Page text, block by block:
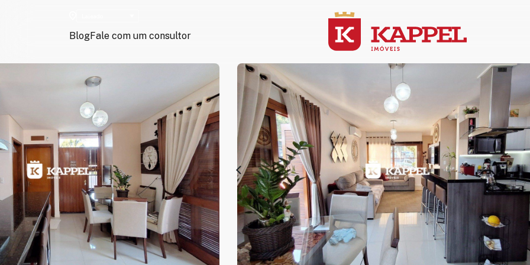
BlogFale com um consultor
arrow_back_ios_new
23